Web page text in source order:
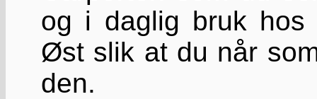
og i daglig bruk hos
Øst slik at du når
den.